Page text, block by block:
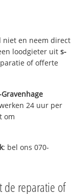
niet en neem direct
loodgieter uit s-
of offerte
Gravenhage
24 uur per
om
: bel ons 070-
reparatie of